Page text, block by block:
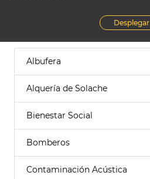
Desplegar
Albufera
Alquería de Solache
Bienestar Social
Bomberos
Contaminación Acústica